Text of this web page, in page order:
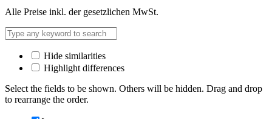
Alle Preise inkl. der gesetzlichen MwSt.
Hide similarities
Highlight differences
Select the fields to be shown. Others will be hidden. Drag and drop
to rearrange the order.